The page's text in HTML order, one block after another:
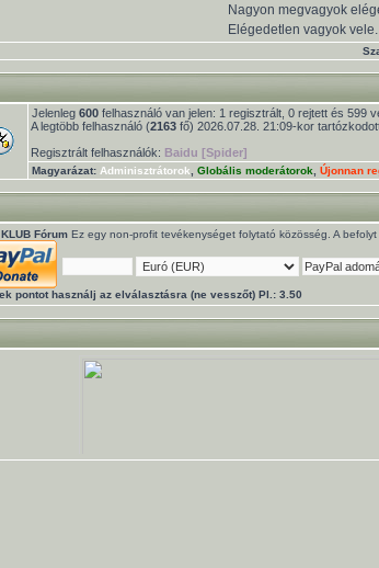
Nagyon megvagyok
Elégedetlen vagyok vele.
Jelenleg 600 felhasználó van jelen: 1 regisztrált, 0 rejtett és 599
A legtöbb felhasználó (2163 fő) 2026.07.28. 21:09-kor
Regisztrált felhasználók: Baidu [Spider]
Magyarázat: Adminisztrátorok Globális moderátorok Újonnan
Fórum Ez egy non-profit tevékenységet folytató közösség. A
pontot használj az elválasztásra (ne vesszőt) Pl.: 3.50